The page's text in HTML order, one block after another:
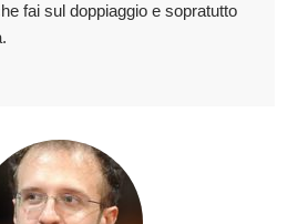
fai sul doppiaggio e sopratutto